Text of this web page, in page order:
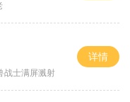
战士满屏溅射
详情